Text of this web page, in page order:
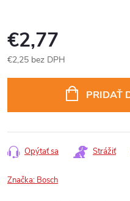
€2,77
€2,25 bez DPH
PRIDAŤ
Opýtať sa Strážiť
Značka: Bosch